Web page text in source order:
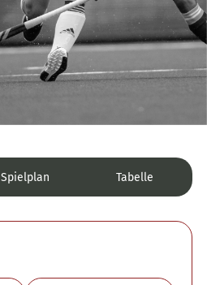
Spielplan Tabelle